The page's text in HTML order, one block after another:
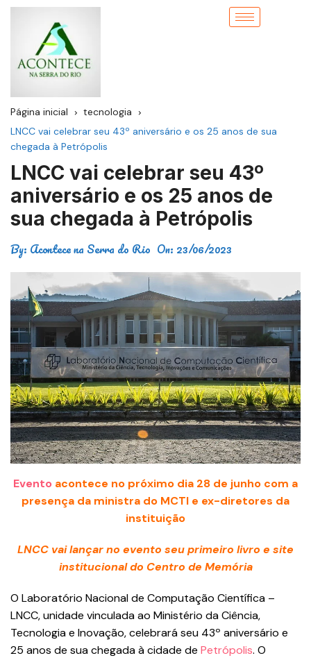
Página inicial
tecnologia
LNCC vai celebrar seu 43º aniversário e os 25 anos de sua
chegada à Petrópolis
LNCC vai celebrar seu 43º
aniversário e os 25 anos de
sua chegada à Petrópolis
By: Acontece na Serra do Rio On: 23/06/2023
Evento acontece no próximo dia 28 de junho com a
presença da ministra do MCTI e ex-diretores da
instituição
LNCC vai lançar no evento seu primeiro livro e site
institucional do Centro de Memória
O Laboratório Nacional de Computação Científica –
LNCC, unidade vinculada ao Ministério da Ciência,
Tecnologia e Inovação, celebrará seu 43º aniversário e
25 anos de sua chegada à cidade de Petrópolis. O